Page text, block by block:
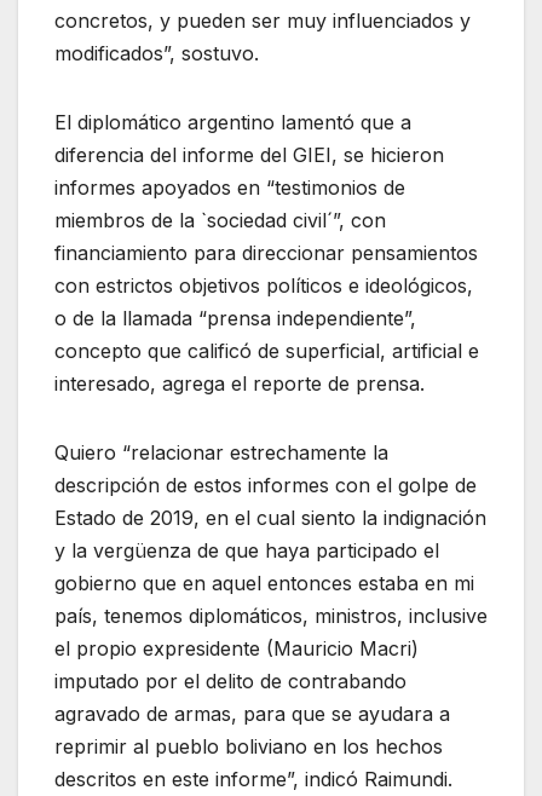
concretos, y pueden ser muy influenciados y
modificados”, sostuvo.
El diplomático argentino lamentó que a
diferencia del informe del GIEI, se hicieron
informes apoyados en “testimonios de
miembros de la `sociedad civil´”, con
financiamiento para direccionar pensamientos
con estrictos objetivos políticos e ideológicos,
o de la llamada “prensa independiente”,
concepto que calificó de superficial, artificial e
interesado, agrega el reporte de prensa.
Quiero “relacionar estrechamente la
descripción de estos informes con el golpe de
Estado de 2019, en el cual siento la indignación
y la vergüenza de que haya participado el
gobierno que en aquel entonces estaba en mi
país, tenemos diplomáticos, ministros, inclusive
el propio expresidente (Mauricio Macri)
imputado por el delito de contrabando
agravado de armas, para que se ayudara a
reprimir al pueblo boliviano en los hechos
descritos en este informe”, indicó Raimundi.